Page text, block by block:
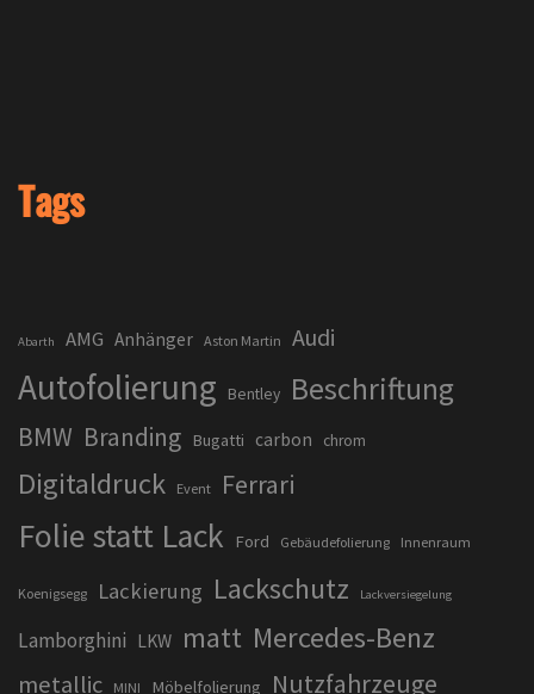
Tags
Abarth AMG Anhänger Aston Martin Audi
Autofolierung Bentley Beschriftung
BMW Branding Bugatti carbon chrom
Digitaldruck Event Ferrari
Folie statt Lack Ford Gebäudefolierung Innenraum
Koenigsegg Lackierung Lackschutz Lackversiegelung
Lamborghini LKW matt Mercedes-Benz
metallic MINI Möbelfolierung Nutzfahrzeuge